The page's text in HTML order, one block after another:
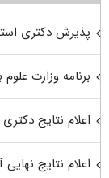
پذیرش دکتری
برنامه وزارت
اعلام نتایج دکتری
اعلام نتایج نهایی آزمون